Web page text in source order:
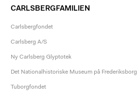
CARLSBERGFAMILIEN
Carlsbergfondet
Carlsberg A/S
Ny Carlsberg Glyptotek
Det Nationalhistoriske Museum på Frederiksborg
Tuborgfondet